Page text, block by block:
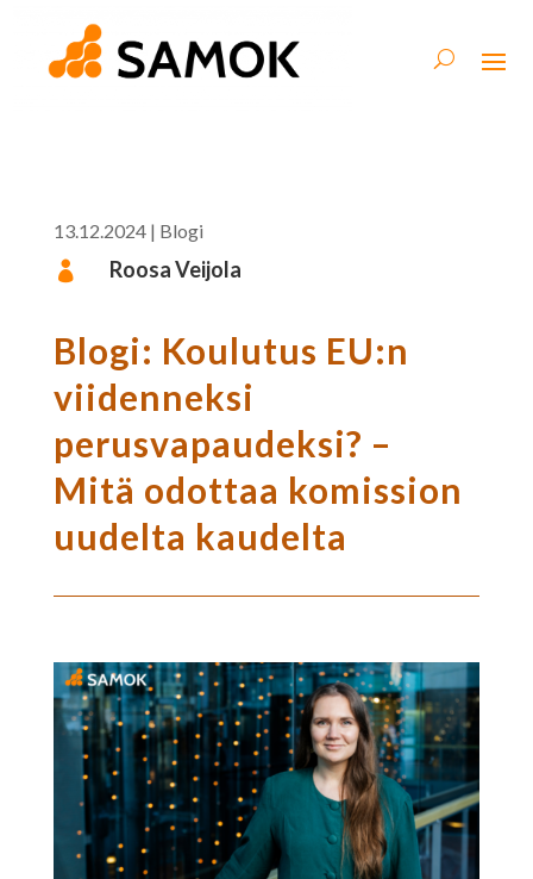
13.12.2024| Blogi
 Roosa Veijola
Blogi: Koulutus EU:n
viidenneksi
perusvapaudeksi? –
Mitä odottaa komission
uudelta kaudelta